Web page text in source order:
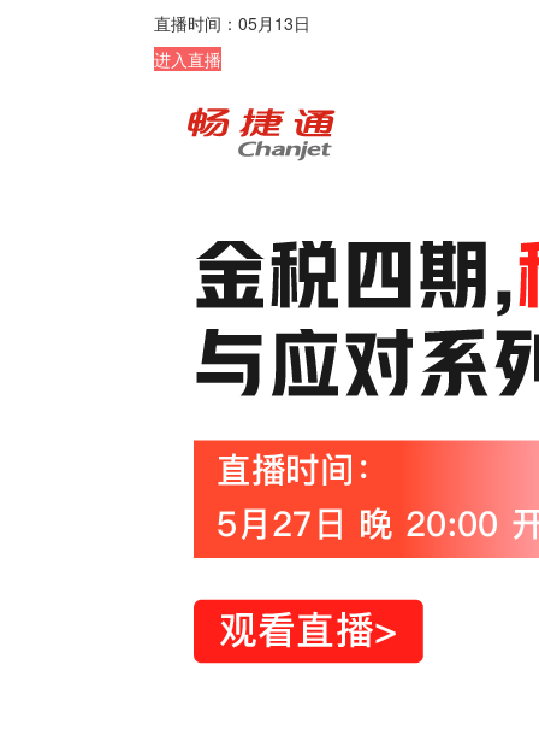
直播时间： 05月13日
进入直播